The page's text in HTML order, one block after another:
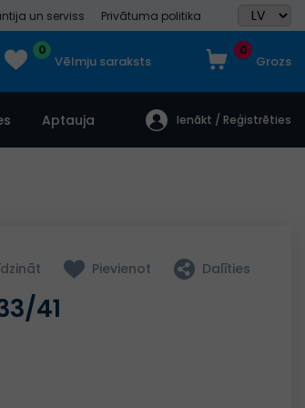
un serviss Privātuma politika
0
Vēlmju saraksts
0
Grozs
Aptauja Ienākt / Reģistrēties
Pievienot Dalīties
41